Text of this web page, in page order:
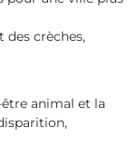
des crèches,
animal et la